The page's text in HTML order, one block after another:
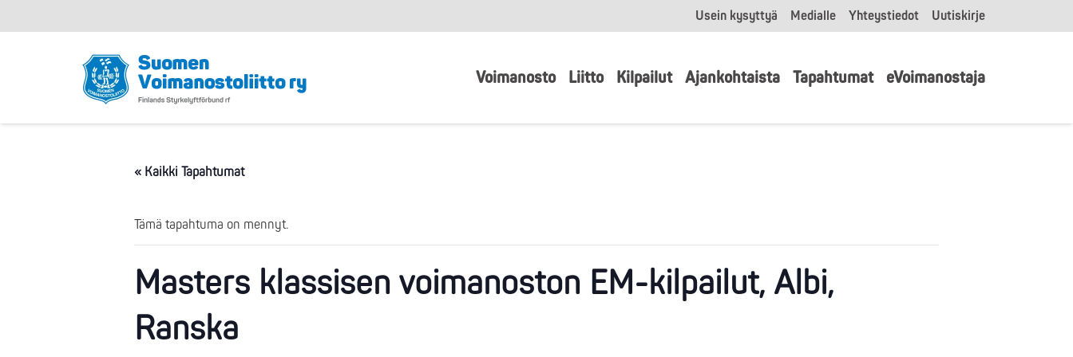
Usein kysyttyä Medialle Yhteystiedot Uutiskirje
Voimanosto Liitto Kilpailut Ajankohtaista Tapahtumat eVoimanostaja
« Kaikki Tapahtumat
Tämä tapahtuma on mennyt.
Masters klassisen voimanoston EM-kilpailut, Albi,
Ranska